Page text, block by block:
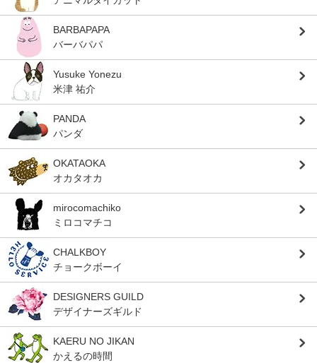
BARBAPAPA
バーバパパ
Yusuke Yonezu
米津 祐介
PANDA
パンダ
OKATAOKA
オカタオカ
mirocomachiko
ミロコマチコ
CHALKBOY
チョークボーイ
DESIGNERS GUILD
デザイナーズギルド
KAERU NO JIKAN
かえるの時間